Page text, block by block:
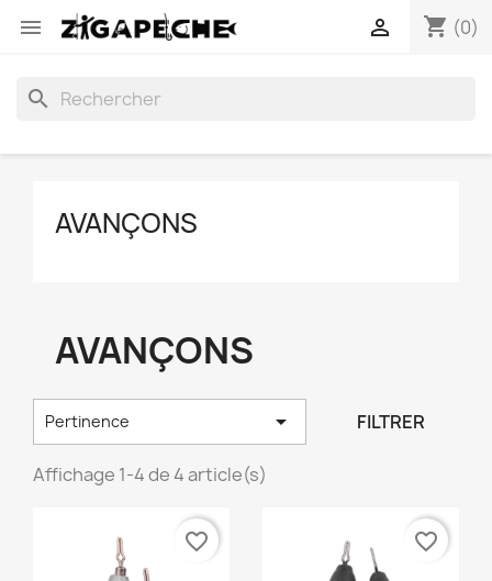
 shopping_cart (0)

search
AVANÇONS
AVANÇONS
Pertinence  FILTRER
Affichage 1-4 de 4 article(s)
favorite_border favorite_border